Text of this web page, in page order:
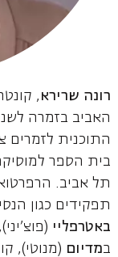
רונה שרירא ,
התוכנית לזמרים
בית הספר
תל אביב.
תפקידים כגון
באטרפליי
במדיום (מנוטי),